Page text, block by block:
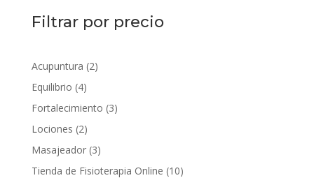
Filtrar por precio
Acupuntura 22
Equilibrio 44
productos
Fortalecimiento 33
Lociones 22
productos
Masajeador 33
productos
Tienda de Fisioterapia Online 1010